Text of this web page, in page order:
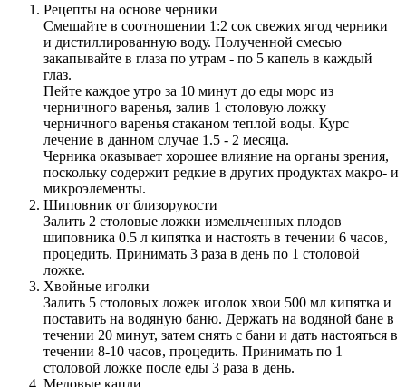
Рецепты на основе черники
Смешайте в соотношении 1:2 сок свежих ягод черники
и дистиллированную воду. Полученной смесью
закапывайте в глаза по утрам - по 5 капель в каждый
глаз.
Пейте каждое утро за 10 минут до еды морс из
черничного варенья, залив 1 столовую ложку
черничного варенья стаканом теплой воды. Курс
лечение в данном случае 1.5 - 2 месяца.
Черника оказывает хорошее влияние на органы зрения,
поскольку содержит редкие в других продуктах макро- и
микроэлементы.
Шиповник от близорукости
Залить 2 столовые ложки измельченных плодов
шиповника 0.5 л кипятка и настоять в течении 6 часов,
процедить. Принимать 3 раза в день по 1 столовой
ложке.
Хвойные иголки
Залить 5 столовых ложек иголок хвои 500 мл кипятка и
поставить на водяную баню. Держать на водяной бане в
течении 20 минут, затем снять с бани и дать настояться в
течении 8-10 часов, процедить. Принимать по 1
столовой ложке после еды 3 раза в день.
Медовые капли